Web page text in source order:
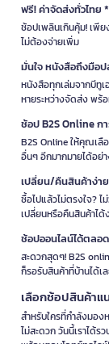
ฟรี! ค่าจัดส่งทั่วไทย
ช้อปเพลินเกินคุ้ม! เพี
ไม่ต้องจ่ายเพิ่ม
มั่นใจ หนังสือถึงมือ
หนังสือทุกเล่มจากบีทู
หายระหว่างจัดส่ง พ
ช้อป B2S Online ก
B2S Online ให้คุณเลื
อื่นๆ อีกมากมายได้อย่
เปลี่ยน/คืนสินค้าง่าย
ซื้อไปแล้วไม่ตรงใจ?
เปลี่ยนหรือคืนสินค้าได้
ช้อปออนไลน์ได้ตลอ
สะดวกสุดๆ! B2S
ก็รอรับสินค้าที่บ้านได้เ
เลือกช้อปสินค้าแ
สำหรับใครที่กำลังมอง
ไม่สะดวก วันนี้เราได้